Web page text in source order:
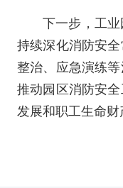
下一步，工业
持续深化消防安
整治、应急演练
推动园区消防安
发展和职工生命财